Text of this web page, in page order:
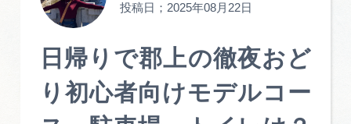
インフォメーション
ぎふ旅レポーター記事
早わかり岐阜
日帰りで郡上の徹夜おど
り初心者向けモデルコー
投稿日； 2025年08月22日